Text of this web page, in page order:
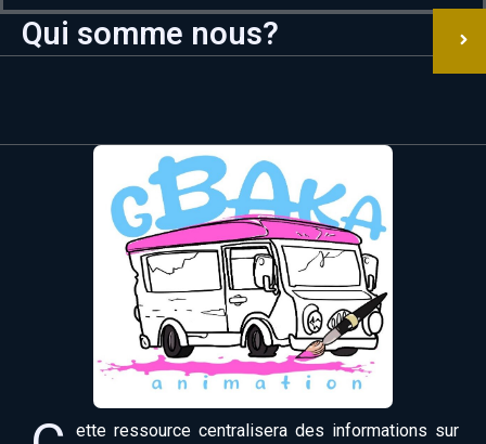
Qui somme nous?
ette ressource centralisera des informations sur